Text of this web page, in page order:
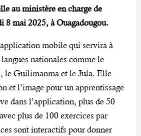
au ministère en charge de
8 mai 2025, à Ouagadougou.
mobile qui servira à
langues nationales comme le
le Guilimanma et le Jula. Elle
et l’image pour un apprentissage
dans l’application, plus de 50
plus de 100 exercices par
sont interactifs pour donner